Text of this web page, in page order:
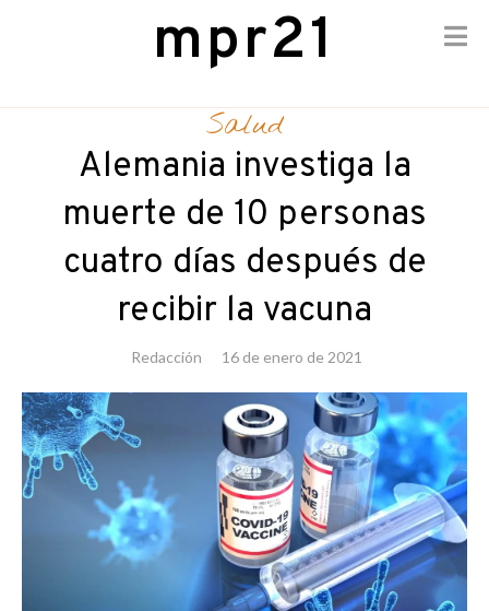
mpr21
Salud
Alemania investiga la
muerte de 10 personas
cuatro días después de
recibir la vacuna
Redacción 16 de enero de 2021